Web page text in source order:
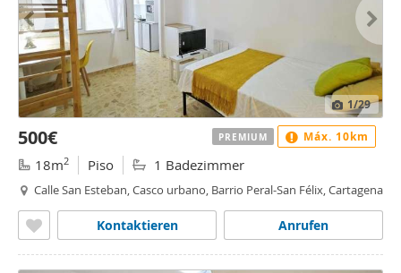
1/29
500€
18m2 Piso 1 Badezimmer
Calle San Esteban, Casco urbano, Barrio Peral-San Félix, Cartagena
Anrufen
Kontaktieren
PREMIUM Máx. 10km